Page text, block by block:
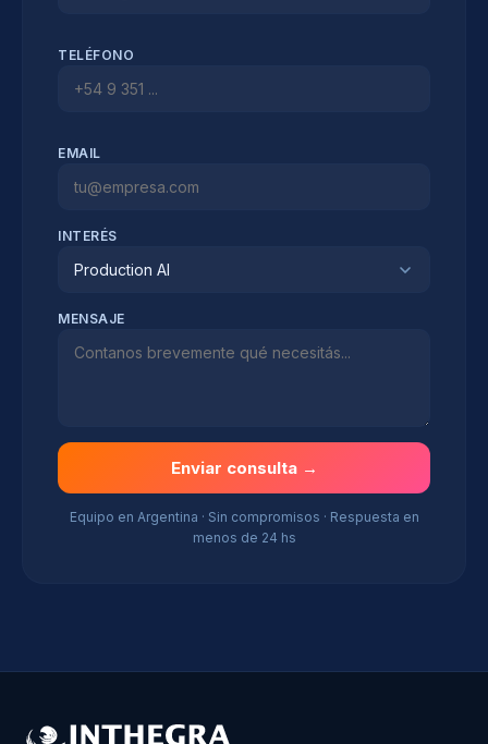
TELÉFONO
EMAIL
INTERÉS
Production AI
MENSAJE
Enviar consulta →
Equipo en Argentina · Sin compromisos · Respuesta en
menos de 24 hs